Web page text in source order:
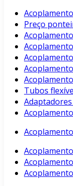
Preço
Tubos